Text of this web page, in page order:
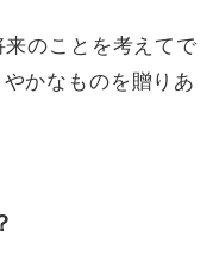
のことを考えてで
かなものを贈りあ